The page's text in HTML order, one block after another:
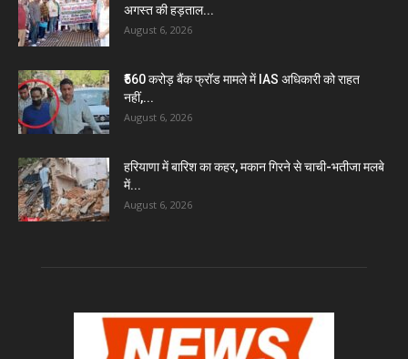
अगस्त की हड़ताल...
August 6, 2026
₹560 करोड़ बैंक फ्रॉड मामले में IAS अधिकारी को राहत
नहीं,...
August 6, 2026
हरियाणा में बारिश का कहर, मकान गिरने से चाची-भतीजा मलबे
में...
August 6, 2026